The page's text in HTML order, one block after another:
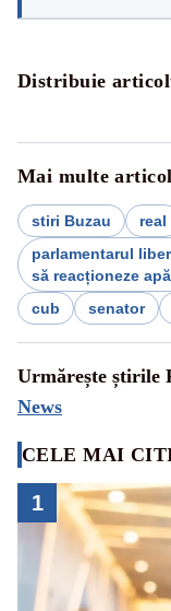
Distribuie
Mai multe
stiri Buzau real
parlamentarul
să reacționeze
cub
senator
Urmărește știrile
News
CELE MAI
1